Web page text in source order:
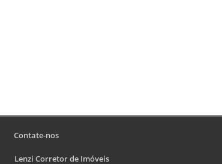
Contate-nos
Lenzi Corretor de Imóveis